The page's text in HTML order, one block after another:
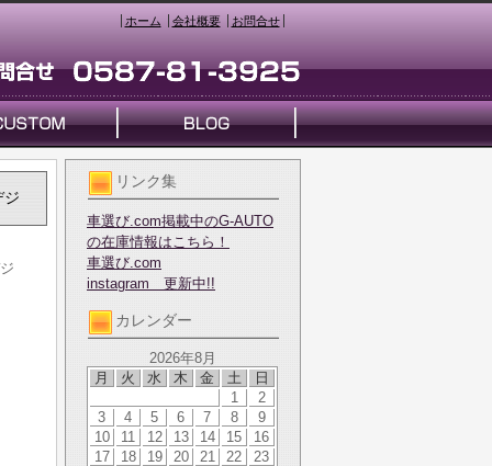
ホーム 会社概要 お問合せ
リンク集
車選び.com掲載中のG-AUTO
の在庫情報はこちら！
車選び.com
instagram 更新中!!
カレンダー
2026年8月
月
火 水 木 金 土 日
1
2
3
4 5 6 7 8
9
10
11 12 13 14 15
16
17
18 19 20 21 22
23
ジ